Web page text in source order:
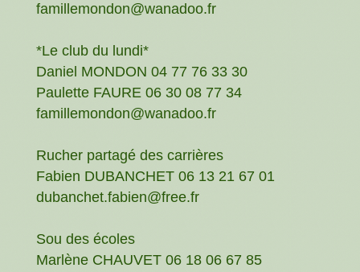
famillemondon@wanadoo.fr
*Le club du lundi*
Daniel MONDON 04 77 76 33 30
Paulette FAURE 06 30 08 77 34
famillemondon@wanadoo.fr
Rucher partagé des carrières
Fabien DUBANCHET 06 13 21 67 01
dubanchet.fabien@free.fr
Sou des écoles
Marlène CHAUVET 06 18 06 67 85